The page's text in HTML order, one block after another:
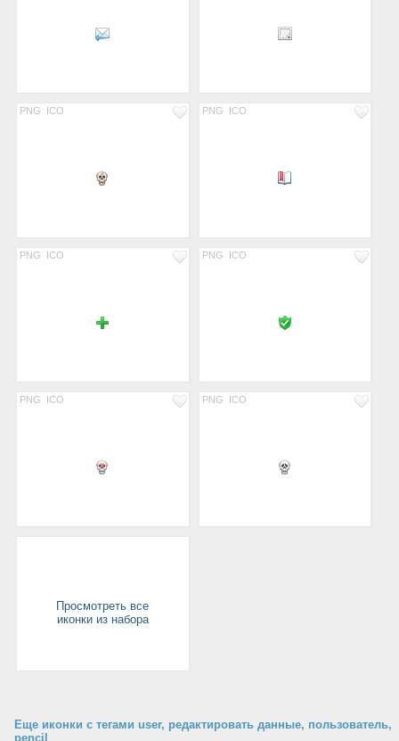
PNG ICO PNG ICO
PNG ICO PNG ICO
PNG ICO PNG ICO
Просмотреть все
иконки из набора
Еще иконки с тегами user, редактировать данные, пользователь,
pencil